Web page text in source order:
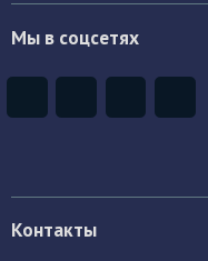
Мы в соцсетях
Контакты